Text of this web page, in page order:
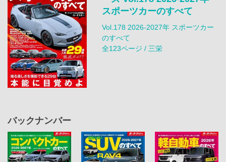
スポーツカーのすべて
Vol.178 2026-2027年 スポーツカー
のすべて
全123ページ / 三栄
バックナンバー